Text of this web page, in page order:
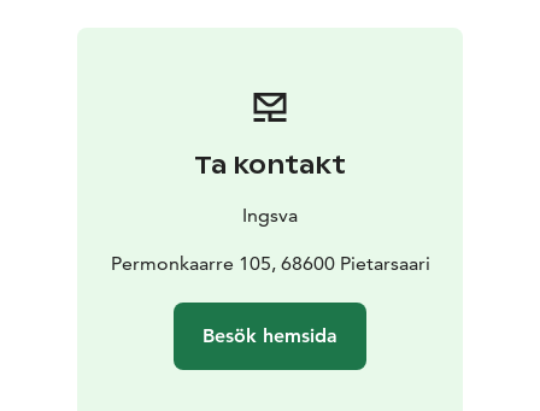
tillgängligheten för resenärer. Dessutom erbjuder
Ingsva specialtjänster, såsom Vippari-bussen i
med rörelsehinder, med plats för rullatorer, rullstolar
För turister som söker pålitliga och bekväma
transportalternativ i Finland är Ingsvas omfattande
Ta kontakt
Ingsva
Permonkaarre 105, 68600 Pietarsaari
Besök hemsida